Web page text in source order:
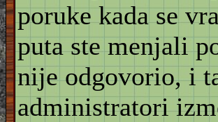
poruke kada se
puta ste menjali
nije odgovorio, i
administratori